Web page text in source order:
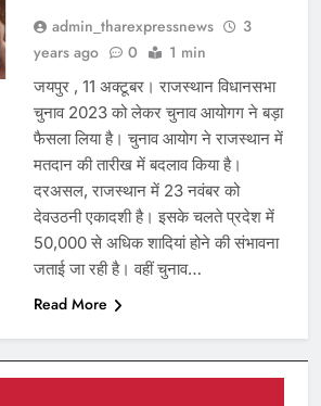
admin_tharexpressnews
3
years ago
0 1 min
जयपुर , 11 अक्टूबर। राजस्थान विधानसभा
चुनाव 2023 को लेकर चुनाव आयोगग ने बड़ा
फैसला लिया है। चुनाव आयोग ने राजस्थान में
मतदान की तारीख में बदलाव किया है।
दरअसल, राजस्थान में 23 नवंबर को
देवउठनी एकादशी है। इसके चलते प्रदेश में
50,000 से अधिक शादियां होने की संभावना
जताई जा रही है। वहीं चुनाव…
Read More